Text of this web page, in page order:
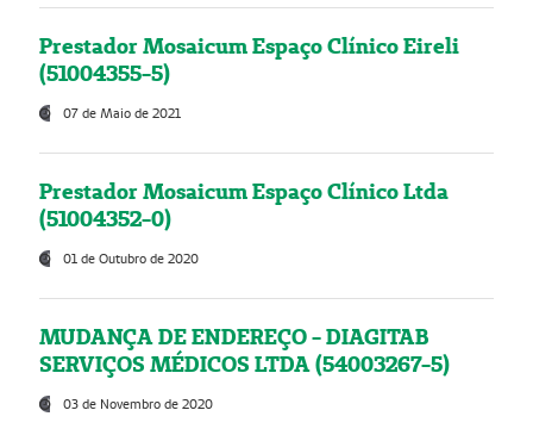
Prestador Mosaicum Espaço Clínico Eireli
(51004355-5)
07 de Maio de 2021
Prestador Mosaicum Espaço Clínico Ltda
(51004352-0)
01 de Outubro de 2020
MUDANÇA DE ENDEREÇO - DIAGITAB
SERVIÇOS MÉDICOS LTDA (54003267-5)
03 de Novembro de 2020